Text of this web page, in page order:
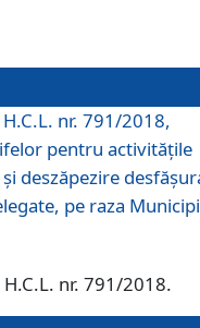
nr. 791/2018,
pentru activitățile
deszăpezire
pe raza
nr. 791/2018.